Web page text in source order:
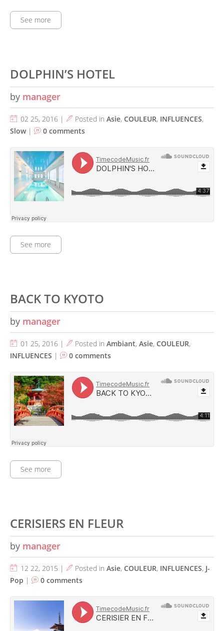
See more
DOLPHIN’S HOTEL
by manager
02 25, 2016 | Posted in Asie, COULEUR, INFLUENCES,
Slow| 0 comments
See more
BACK TO KYOTO
by manager
01 25, 2016 | Posted in Ambiant, Asie, COULEUR,
INFLUENCES | 0 comments
See more
CERISIERS EN FLEUR
by manager
12 22, 2015 | Posted in Asie, COULEUR, INFLUENCES, J-
Pop | 0 comments